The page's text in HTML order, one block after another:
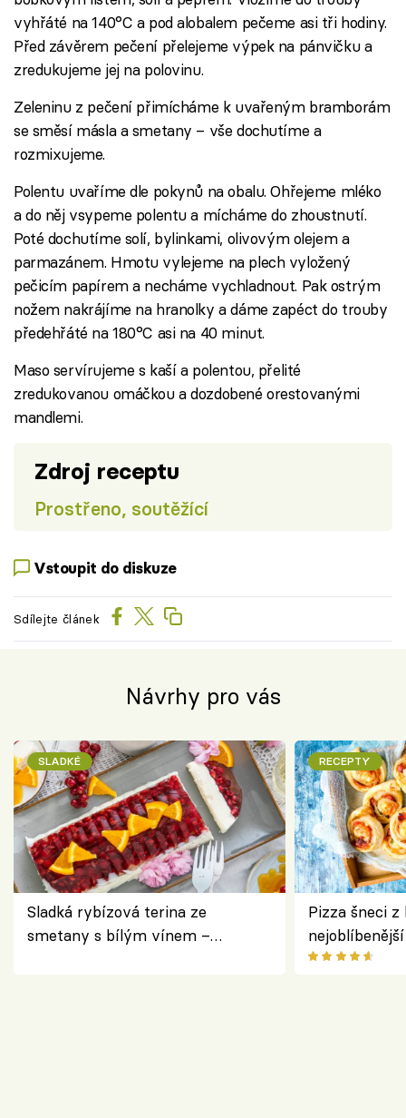
vyhřáté na 140°C a pod alobalem pečeme asi tři hodiny.
Před závěrem pečení přelejeme výpek na pánvičku a
zredukujeme jej na polovinu.
Zeleninu z pečení přimícháme k uvařeným bramborám
se směsí másla a smetany – vše dochutíme a
rozmixujeme.
Polentu uvaříme dle pokynů na obalu. Ohřejeme mléko
a do něj vsypeme polentu a mícháme do zhoustnutí.
Poté dochutíme solí, bylinkami, olivovým olejem a
parmazánem. Hmotu vylejeme na plech vyložený
pečicím papírem a necháme vychladnout. Pak ostrým
nožem nakrájíme na hranolky a dáme zapéct do trouby
předehřáté na 180°C asi na 40 minut.
Maso servírujeme s kaší a polentou, přelité
zredukovanou omáčkou a dozdobené orestovanými
mandlemi.
Zdroj receptu
Prostřeno, soutěžící
Vstoupit do diskuze
Sdílejte článek
Návrhy pro vás
SLADKÉ
Sladká rybízová terina ze
smetany s bílým vínem –
RECEPTY
Pizza šneci